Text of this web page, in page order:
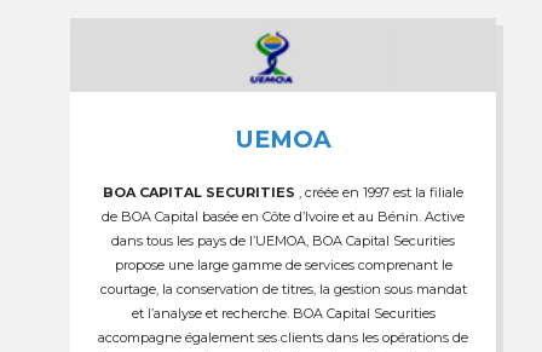
UEMOA
BOA CAPITAL SECURITIES , créée en 1997 est la filiale
de BOA Capital basée en Côte d’Ivoire et au Bénin. Active
dans tous les pays de l’UEMOA, BOA Capital Securities
propose une large gamme de services comprenant le
courtage, la conservation de titres, la gestion sous mandat
et l’analyse et recherche. BOA Capital Securities
accompagne également ses clients dans les opérations de